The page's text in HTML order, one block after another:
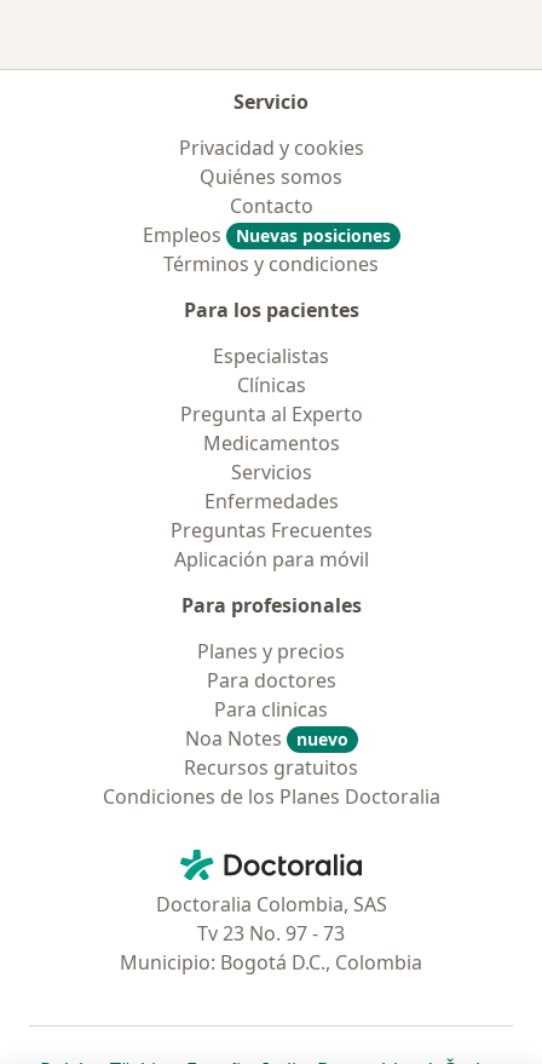
Servicio
Privacidad y cookies
Quiénes somos
Contacto
Empleos
Nuevas posiciones
Términos y condiciones
Para los pacientes
Especialistas
Clínicas
Pregunta al Experto
Medicamentos
Servicios
Enfermedades
Preguntas Frecuentes
Aplicación para móvil
Para profesionales
Planes y precios
Para doctores
Para clinicas
Noa Notes
nuevo
Recursos gratuitos
Condiciones de los Planes Doctoralia
Doctoralia - Página de inicio
Doctoralia Colombia, SAS
Tv 23 No. 97 - 73
Municipio: Bogotá D.C., Colombia